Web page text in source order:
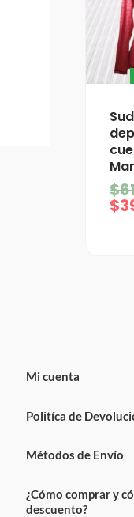
$
$
Mi cuenta
Politíca de
Métodos de Envío
¿Cómo comprar y
descuento?